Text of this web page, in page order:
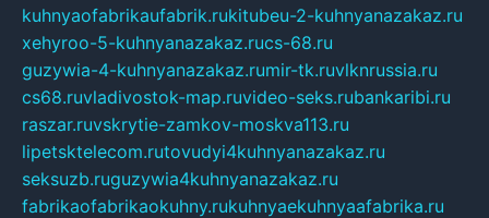
kuhnyaofabrikaufabrik.rukitubeu-2-kuhnyanazakaz.ru
xehyroo-5-kuhnyanazakaz.rucs-68.ru
guzywia-4-kuhnyanazakaz.rumir-tk.ruvlknrussia.ru
cs68.ruvladivostok-map.ruvideo-seks.rubankaribi.ru
raszar.ruvskrytie-zamkov-moskva113.ru
lipetsktelecom.rutovudyi4kuhnyanazakaz.ru
seksuzb.ruguzywia4kuhnyanazakaz.ru
fabrikaofabrikaokuhny.rukuhnyaekuhnyaafabrika.ru